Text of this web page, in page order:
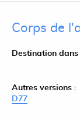
Corps de
Destination
Autres versions :
D77